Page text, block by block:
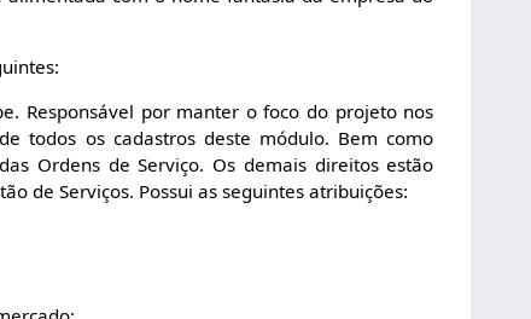
Responsável por manter o foco do projeto nos
todos os cadastros deste módulo. Bem como
Ordens de Serviço. Os demais direitos estão
de Serviços. Possui as seguintes atribuições: